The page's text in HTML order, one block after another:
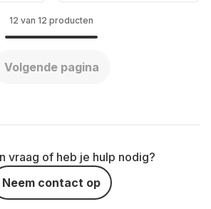
12 van 12 producten
Volgende pagina
vraag of heb je hulp nodig?
Neem contact op